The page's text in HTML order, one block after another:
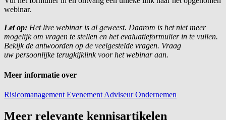
webinar.
Let op: Het live webinar is al geweest. Daarom is het niet meer
mogelijk om vragen te stellen en het evaluatieformulier in te vullen.
Bekijk de antwoorden op de veelgestelde vragen. Vraag
uw persoonlijke terugkijklink voor het webinar aan.
Meer informatie over
Risicomanagement Evenement AdviseurOndernemen
Meer relevante kennisartikelen